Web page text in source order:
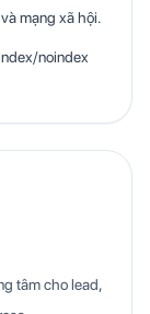
mạng xã hội.
noindex
tâm cho lead,